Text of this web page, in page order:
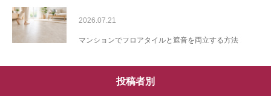
2026.07.21
マンションでフロアタイルと遮音を両立する方法
投稿者別